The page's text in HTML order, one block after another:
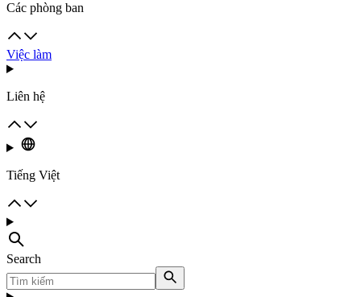
Các phòng ban
Việc làm
Liên hệ
Tiếng Việt
Search